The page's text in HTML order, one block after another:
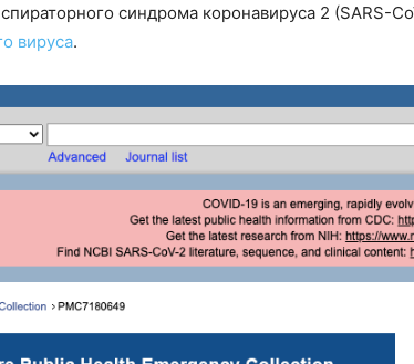
синдрома коронавируса 2 (SARS-
вируса.